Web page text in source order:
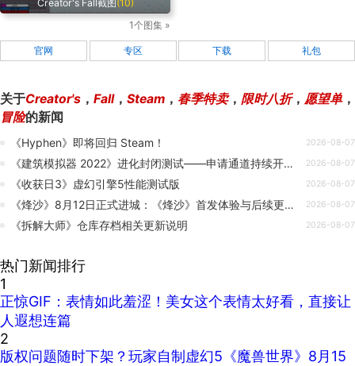
Creator's Fall截图(10)
1个图集 »
官网 专区 下载 礼包
关于Creator's ， Fall， Steam ， 春季特卖， 限时八折， 愿望单，
冒险的新闻
《Hyphen》即将回归 Steam！ 2026-08-07
《建筑模拟器 2022》进化封闭测试——申请通道持续开放中 2026-08-07
《收获日3》虚幻引擎5性能测试版 2026-08-07
《烽沙》8月12日正式进城：《烽沙》首发体验与后续更新计划公布 2026-08-07
《拆解大师》仓库存档相关更新说明 2026-08-07
热门新闻排行
1
正惊GIF：表情如此羞涩！美女这个表情太好看，直接让
人遐想连篇
2
版权问题随时下架？玩家自制虚幻5《魔兽世界》8月15